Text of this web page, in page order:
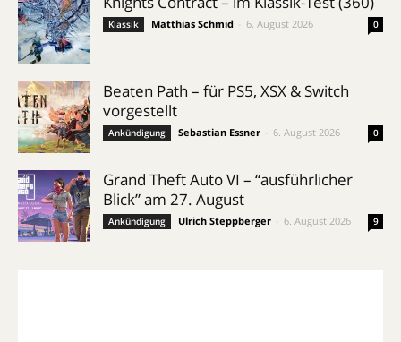
Klassik Matthias Schmid 6. August 2026 0
Beaten Path – für PS5, XSX & Switch
vorgestellt
Ankündigung Sebastian Essner 6. August 2026 0
Grand Theft Auto VI – “ausführlicher
Blick” am 27. August
Ankündigung Ulrich Steppberger 6. August 2026 9